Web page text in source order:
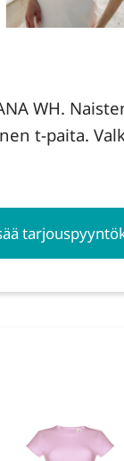
WH.
t-paita.